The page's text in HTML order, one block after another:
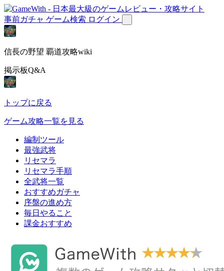
事前ガチャ ゲーム検索 ログイン
信長の野望 覇道攻略wiki
掲示板Q&A
トップに戻る
ゲーム攻略一覧を見る
編制ツール
最強武将
リセマラ
リセマラ手順
全武将一覧
おすすめガチャ
序盤の進め方
毎日やること
課金おすすめ